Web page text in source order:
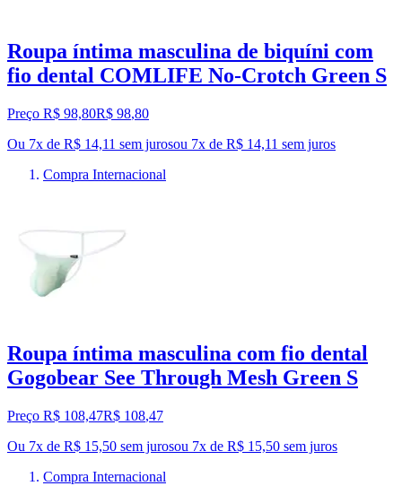
Roupa íntima masculina de biquíni com
fio dental COMLIFE No-Crotch Green S
Preço R$ 98,80R$ 98,80
Ou 7x de R$ 14,11 sem jurosou 7x de R$ 14,11 sem juros
Compra Internacional
Roupa íntima masculina com fio dental
Gogobear See Through Mesh Green S
Preço R$ 108,47R$ 108,47
Ou 7x de R$ 15,50 sem jurosou 7x de R$ 15,50 sem juros
Compra Internacional